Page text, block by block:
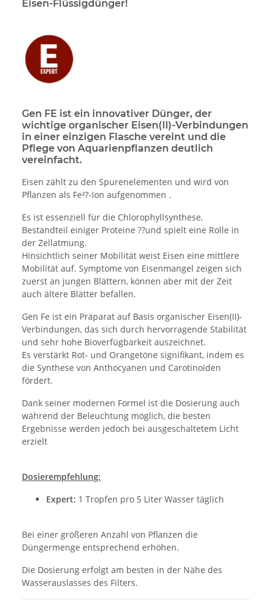
Eisen-Flüssigdünger!
Gen FE ist ein innovativer Dünger, der
wichtige organischer Eisen(II)-Verbindungen
in einer einzigen Flasche vereint und die
Pflege von Aquarienpflanzen deutlich
vereinfacht.
Eisen zählt zu den Spurenelementen und wird von
Pflanzen als Fe²?-Ion aufgenommen .
Es ist essenziell für die Chlorophyllsynthese,
Bestandteil einiger Proteine ??und spielt eine Rolle in
der Zellatmung.
Hinsichtlich seiner Mobilität weist Eisen eine mittlere
Mobilität auf. Symptome von Eisenmangel zeigen sich
zuerst an jungen Blättern, können aber mit der Zeit
auch ältere Blätter befallen.
Gen Fe ist ein Präparat auf Basis organischer Eisen(II)-
Verbindungen, das sich durch hervorragende Stabilität
und sehr hohe Bioverfügbarkeit auszeichnet.
Es verstärkt Rot- und Orangetöne signifikant, indem es
die Synthese von Anthocyanen und Carotinoiden
fördert.
Dank seiner modernen Formel ist die Dosierung auch
während der Beleuchtung möglich, die besten
Ergebnisse werden jedoch bei ausgeschaltetem Licht
erzielt
Dosierempfehlung:
Expert: 1 Tropfen pro 5 Liter Wasser täglich
Bei einer größeren Anzahl von Pflanzen die
Düngermenge entsprechend erhöhen.
Die Dosierung erfolgt am besten in der Nähe des
Wasserauslasses des Filters.